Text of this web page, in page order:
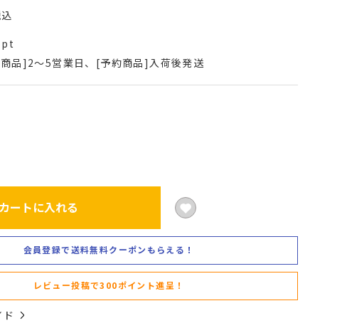
pt
品]2～5営業日、[予約商品]入荷後発送
カートに入れる
会員登録で送料無料クーポンもらえる！
レビュー投稿で300ポイント進呈！